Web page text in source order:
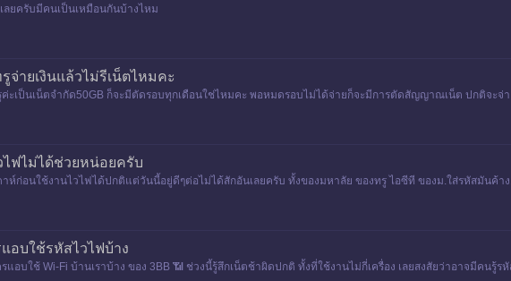
ยครับมีคนเป็นเหมือนกันบ้างไหม
จ่ายเงินแล้วไม่รีเน็ตไหมคะ
ะเป็นเน็ตจำกัด50GB ก็จะมีตัดรอบทุกเดือนใช่ไหมคะ พอหมดรอบไม่ได้จ่ายก็จะมีการตัดสัญญาณเน็ต ปกติจะจ่
ไฟไม่ได้ช่วยหน่อยครับ
ห์ก่อนใช้งานไวไฟได้ปกติแต่วันนี้อยู่ดีๆต่อไม่ได้สักอันเลยครับ ทั้งของมหาลัย ของทรู ไอซีที ของม.ใส่รหัสมันค้า
อบใช้รหัสไวไฟบ้าง
แอบใช้ Wi-Fi บ้านเราบ้าง ของ 3BB 📶 ช่วงนี้รู้สึกเน็ตช้าผิดปกติ ทั้งที่ใช้งานไม่กี่เครื่อง เลยสงสัยว่าอาจมีคนรู้